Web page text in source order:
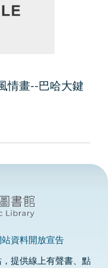
情畫--巴哈大鍵
站資料開放宣告
提供線上有聲書、點